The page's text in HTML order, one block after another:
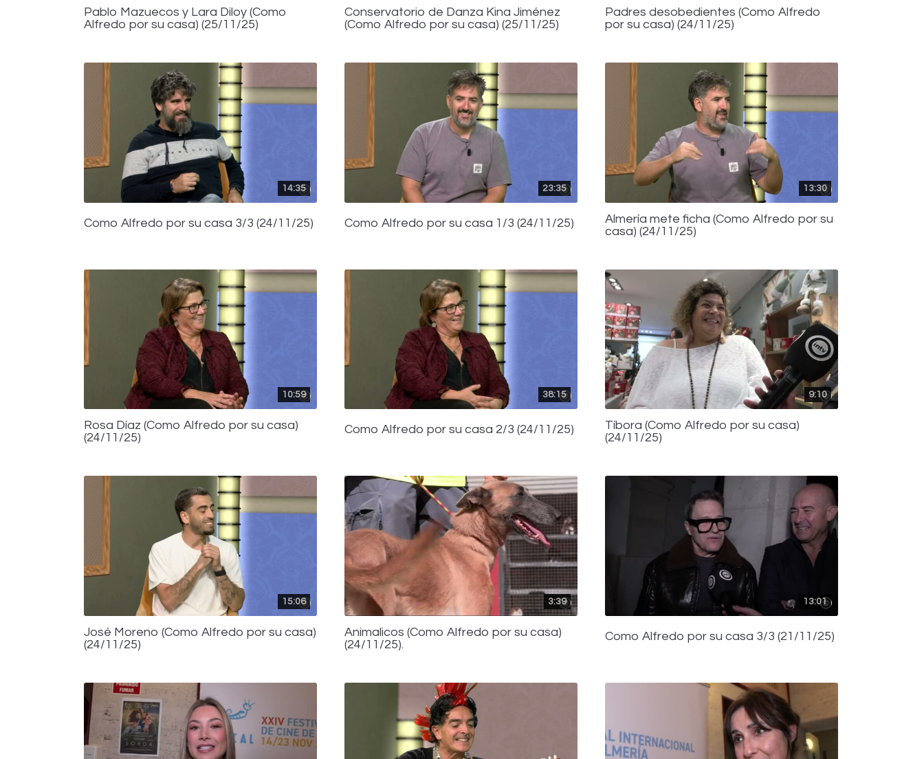
Pablo Mazuecos y Lara Diloy (Como
Alfredo por su casa) (25/11/25)
Conservatorio de Danza Kina Jiménez
(Como Alfredo por su casa) (25/11/25)
Padres desobedientes (Como Alfredo
por su casa) (24/11/25)
14:35
Como Alfredo por su casa 3/3 (24/11/25)
23:35
Como Alfredo por su casa 1/3 (24/11/25)
13:30
Almería mete ficha (Como Alfredo por su
casa) (24/11/25)
10:59
Rosa Díaz (Como Alfredo por su casa)
(24/11/25)
38:15
Como Alfredo por su casa 2/3 (24/11/25)
9:10
Tíbora (Como Alfredo por su casa)
(24/11/25)
15:06
José Moreno (Como Alfredo por su casa)
(24/11/25)
3:39
Animalicos (Como Alfredo por su casa)
(24/11/25).
13:01
Como Alfredo por su casa 3/3 (21/11/25)